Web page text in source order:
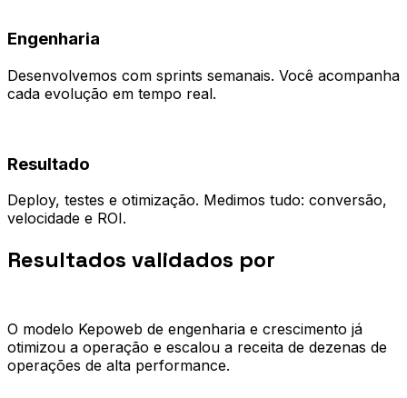
Engenharia
Desenvolvemos com sprints semanais. Você acompanha
cada evolução em tempo real.
Resultado
Deploy, testes e otimização. Medimos tudo: conversão,
velocidade e ROI.
Resultados validados por
O modelo Kepoweb de engenharia e crescimento já
otimizou a operação e escalou a receita de dezenas de
operações de alta performance.